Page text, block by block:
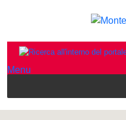
Menu